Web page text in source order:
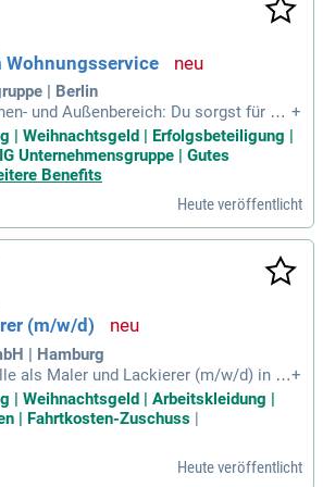
Stundenlohn, hochwertiger Arbeitsklei
Ansprechpartner bist du bei u
| Berlin
und Außenbereich: Du sorgst für ein
unserer Objekte; Instandhaltun
und Türen: Du kümmerst dich um kle
zur Werterhaltung bei; Schimmel
+
| Weihnachtsgeld | Erfolgsbeteiligung |
Unternehmensgruppe | Gutes
Benefits
Heute veröffentlicht
(m/w/d)
| Hamburg
als Maler und Lackierer (m/w/d) in H
interessante Aufgabe mit fachgere
Beschichtungs-, Spachtel- und Lackier
mit modernen Techniken wie
und übertarifliche Vergütu
+
| Weihnachtsgeld | Arbeitskleidung |
| Fahrtkosten-Zuschuss |
Heute veröffentlicht